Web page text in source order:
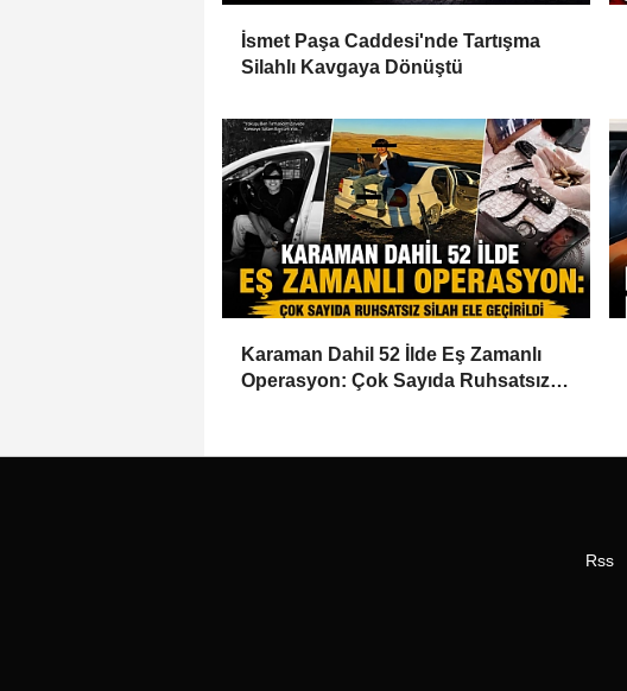
İsmet Paşa Caddesi'nde Tartışma
Silahlı Kavgaya Dönüştü
Karaman Dahil 52 İlde Eş Zamanlı
Operasyon: Çok Sayıda Ruhsatsız
Rss